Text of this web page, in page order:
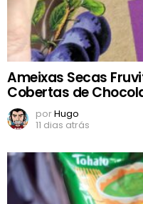
Ameixas Secas
Cobertas de
porHugo
11 dias atrás